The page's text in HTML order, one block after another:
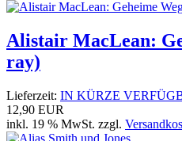
Alistair MacLean:
ray)
Lieferzeit: IN KÜRZE
12,90 EUR
inkl. 19 % MwSt. zzgl.